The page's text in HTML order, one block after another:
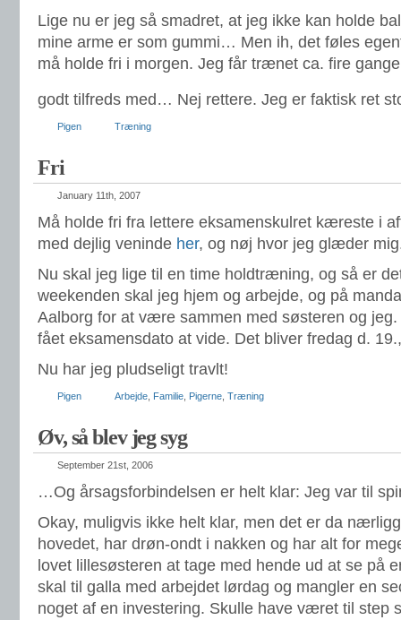
Lige nu er jeg så smadret, at jeg ikke kan holde
mine arme er som gummi… Men ih, det føles
må holde fri i morgen. Jeg får trænet ca. fire
godt tilfreds med… Nej rettere. Jeg er faktisk ret
Pigen Træning
Fri
January 11th, 2007
Må holde fri fra lettere eksamenskulret kæreste i
med dejlig veninde her, og nøj hvor jeg glæder
Nu skal jeg lige til en time holdtræning, og så er
weekenden skal jeg hjem og arbejde, og på
Aalborg for at være sammen med søsteren og
fået eksamensdato at vide. Det bliver fredag d.
Nu har jeg pludseligt travlt!
Pigen Arbejde Familie Pigerne Træning
Øv, så blev jeg syg
September 21st, 2006
…Og årsagsforbindelsen er helt klar: Jeg var til
Okay, muligvis ikke helt klar, men det er da
hovedet, har drøn-ondt i nakken og har alt for
lovet lillesøsteren at tage med hende ud at se på
skal til galla med arbejdet lørdag og mangler en
noget af en investering. Skulle have været til step